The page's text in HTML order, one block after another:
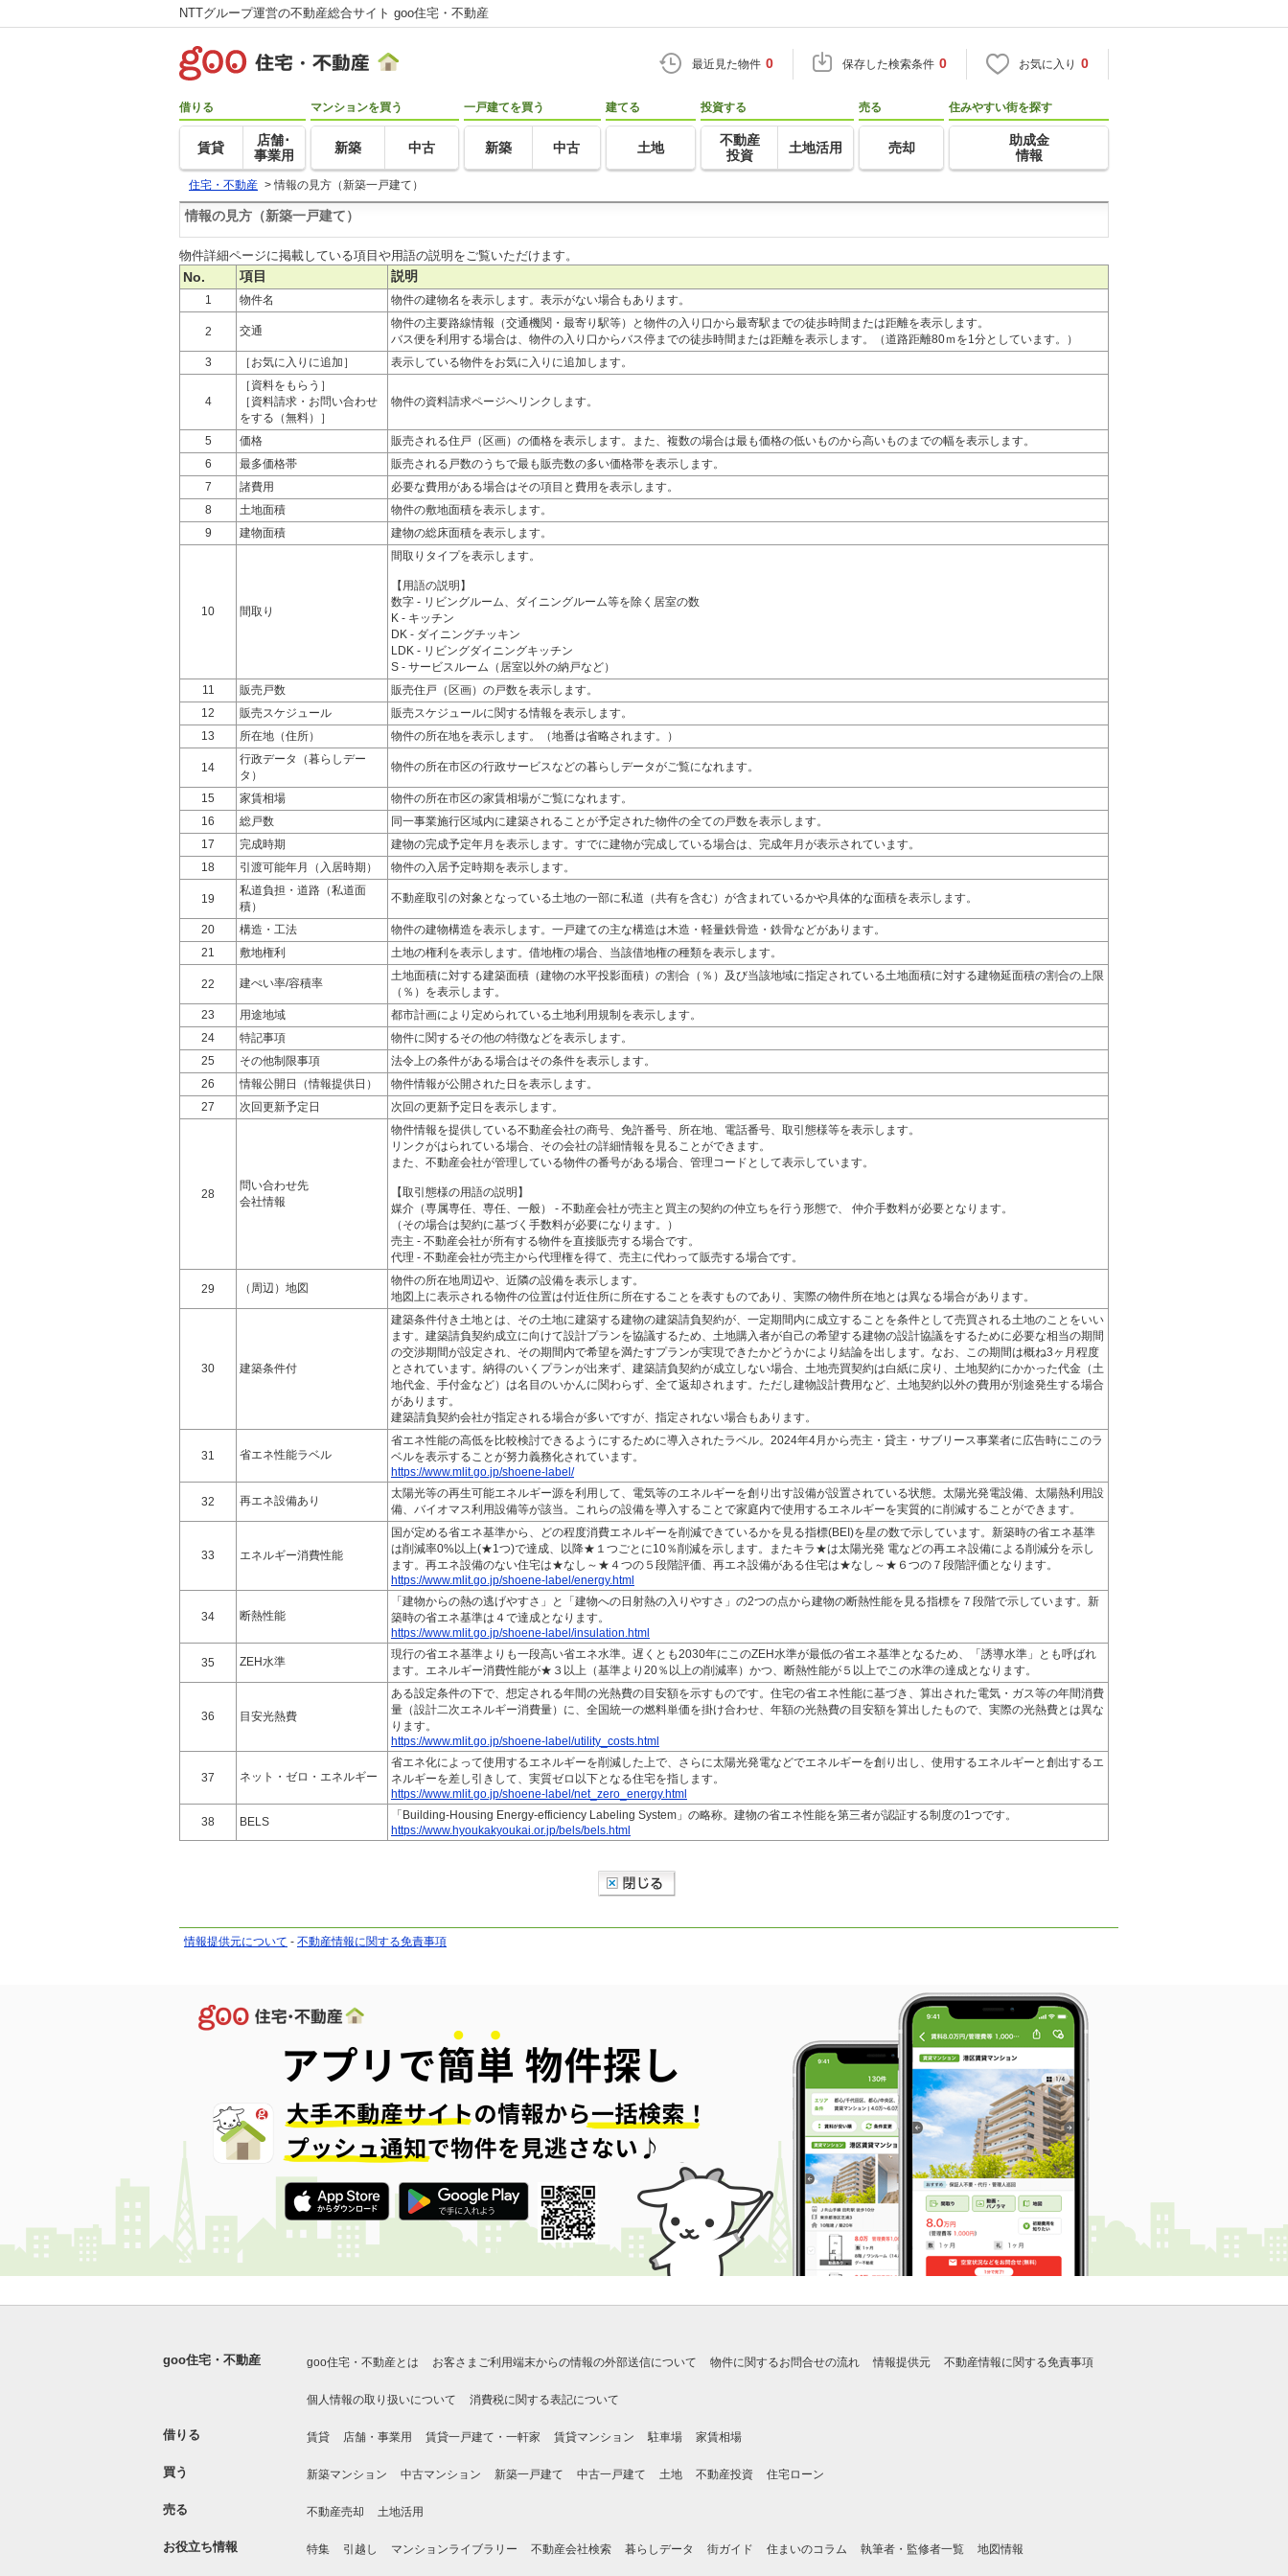
NTTグループ運営の不動産総合サイト goo住宅・不動産
最近見た物件 0 保存した検索条件 0 お気に入り 0
借りる
賃貸
店舗･
事業用
マンションを買う
新築 中古
一戸建てを買う
新築 中古
建てる
土地
投資する
不動産
投資
土地活用
売る
売却
住みやすい街を探す
助成金
情報
住宅・不動産 > 情報の見方（新築一戸建て）
情報の見方（新築一戸建て）
物件詳細ページに掲載している項目や用語の説明をご覧いただけます。
No. 項目 説明
1 物件名 物件の建物名を表示します。表示がない場合もあります。
2 交通
物件の主要路線情報（交通機関・最寄り駅等）と物件の入り口から最寄駅までの徒歩時間または距離を表示します。
バス便を利用する場合は、物件の入り口からバス停までの徒歩時間または距離を表示します。（道路距離80ｍを1分としています。）
3
［お気に入りに追加］ 表示している物件をお気に入りに追加します。
4
［資料をもらう］
［資料請求・お問い合わせ
をする（無料）］
物件の資料請求ページへリンクします。
5 価格
販売される住戸（区画）の価格を表示します。また、複数の場合は最も価格の低いものから高いものまでの幅を表示します。
6
最多価格帯
販売される戸数のうちで最も販売数の多い価格帯を表示します。
7
諸費用
必要な費用がある場合はその項目と費用を表示します。
8
土地面積
物件の敷地面積を表示します。
9
建物面積 建物の総床面積を表示します。
10 間取り
間取りタイプを表示します。
【用語の説明】
数字 - リビングルーム、ダイニングルーム等を除く居室の数
K - キッチン
DK - ダイニングチッキン
LDK - リビングダイニングキッチン
S - サービスルーム（居室以外の納戸など）
11
販売戸数
販売住戸（区画）の戸数を表示します。
12
販売スケジュール
販売スケジュールに関する情報を表示します。
13
所在地（住所） 物件の所在地を表示します。（地番は省略されます。）
14
行政データ（暮らしデー
タ）
物件の所在市区の行政サービスなどの暮らしデータがご覧になれます。
15 家賃相場
物件の所在市区の家賃相場がご覧になれます。
16
総戸数
同一事業施行区域内に建築されることが予定された物件の全ての戸数を表示します。
17
完成時期
建物の完成予定年月を表示します。すでに建物が完成している場合は、完成年月が表示されています。
18
引渡可能年月（入居時期） 物件の入居予定時期を表示します。
19
私道負担・道路（私道面
積）
不動産取引の対象となっている土地の一部に私道（共有を含む）が含まれているかや具体的な面積を表示します。
20 構造・工法
物件の建物構造を表示します。一戸建ての主な構造は木造・軽量鉄骨造・鉄骨などがあります。
21
敷地権利 土地の権利を表示します。借地権の場合、当該借地権の種類を表示します。
22 建ぺい率/容積率
土地面積に対する建築面積（建物の水平投影面積）の割合（％）及び当該地域に指定されている土地面積に対する建物延面積の割合の上限
（％）を表示します。
23
用途地域
都市計画により定められている土地利用規制を表示します。
24
特記事項
物件に関するその他の特徴などを表示します。
25
その他制限事項
法令上の条件がある場合はその条件を表示します。
26
情報公開日（情報提供日）
物件情報が公開された日を表示します。
27
次回更新予定日 次回の更新予定日を表示します。
28
問い合わせ先
会社情報
物件情報を提供している不動産会社の商号、免許番号、所在地、電話番号、取引態様等を表示します。
リンクがはられている場合、その会社の詳細情報を見ることができます。
また、不動産会社が管理している物件の番号がある場合、管理コードとして表示しています。
【取引態様の用語の説明】
媒介（専属専任、専任、一般） - 不動産会社が売主と買主の契約の仲立ちを行う形態で、 仲介手数料が必要となります。
（その場合は契約に基づく手数料が必要になります。）
売主 - 不動産会社が所有する物件を直接販売する場合です。
代理 - 不動産会社が売主から代理権を得て、売主に代わって販売する場合です。
29 （周辺）地図
物件の所在地周辺や、近隣の設備を表示します。
地図上に表示される物件の位置は付近住所に所在することを表すものであり、実際の物件所在地とは異なる場合があります。
30 建築条件付
建築条件付き土地とは、その土地に建築する建物の建築請負契約が、一定期間内に成立することを条件として売買される土地のことをいい
ます。建築請負契約成立に向けて設計プランを協議するため、土地購入者が自己の希望する建物の設計協議をするために必要な相当の期間
の交渉期間が設定され、その期間内で希望を満たすプランが実現できたかどうかにより結論を出します。なお、この期間は概ね3ヶ月程度
とされています。納得のいくプランが出来ず、建築請負契約が成立しない場合、土地売買契約は白紙に戻り、土地契約にかかった代金（土
地代金、手付金など）は名目のいかんに関わらず、全て返却されます。ただし建物設計費用など、土地契約以外の費用が別途発生する場合
があります。
建築請負契約会社が指定される場合が多いですが、指定されない場合もあります。
31 省エネ性能ラベル
省エネ性能の高低を比較検討できるようにするために導入されたラベル。2024年4月から売主・貸主・サブリース事業者に広告時にこのラ
ベルを表示することが努力義務化されています。
https://www.mlit.go.jp/shoene-label/
32 再エネ設備あり
太陽光等の再生可能エネルギー源を利用して、電気等のエネルギーを創り出す設備が設置されている状態。太陽光発電設備、太陽熱利用設
備、バイオマス利用設備等が該当。これらの設備を導入することで家庭内で使用するエネルギーを実質的に削減することができます。
33 エネルギー消費性能
国が定める省エネ基準から、どの程度消費エネルギーを削減できているかを見る指標(BEI)を星の数で示しています。新築時の省エネ基準
は削減率0%以上(★1つ)で達成、以降★１つごとに10％削減を示します。またキラ★は太陽光発 電などの再エネ設備による削減分を示し
ます。再エネ設備のない住宅は★なし～★４つの５段階評価、再エネ設備がある住宅は★なし～★６つの７段階評価となります。
https://www.mlit.go.jp/shoene-label/energy.html
34 断熱性能
「建物からの熱の逃げやすさ」と「建物への日射熱の入りやすさ」の2つの点から建物の断熱性能を見る指標を７段階で示しています。新
築時の省エネ基準は４で達成となります。
https://www.mlit.go.jp/shoene-label/insulation.html
35 ZEH水準
現行の省エネ基準よりも一段高い省エネ水準。遅くとも2030年にこのZEH水準が最低の省エネ基準となるため、「誘導水準」とも呼ばれ
ます。エネルギー消費性能が★３以上（基準より20％以上の削減率）かつ、断熱性能が５以上でこの水準の達成となります。
36 目安光熱費
ある設定条件の下で、想定される年間の光熱費の目安額を示すものです。住宅の省エネ性能に基づき、算出された電気・ガス等の年間消費
量（設計二次エネルギー消費量）に、全国統一の燃料単価を掛け合わせ、年額の光熱費の目安額を算出したもので、実際の光熱費とは異な
ります。
https://www.mlit.go.jp/shoene-label/utility_costs.html
37 ネット・ゼロ・エネルギー
省エネ化によって使用するエネルギーを削減した上で、さらに太陽光発電などでエネルギーを創り出し、使用するエネルギーと創出するエ
ネルギーを差し引きして、実質ゼロ以下となる住宅を指します。
https://www.mlit.go.jp/shoene-label/net_zero_energy.html
38 BELS
「Building-Housing Energy-efficiency Labeling System」の略称。建物の省エネ性能を第三者が認証する制度の1つです。
https://www.hyoukakyoukai.or.jp/bels/bels.html
情報提供元について - 不動産情報に関する免責事項
goo住宅・不動産 goo住宅・不動産とは お客さまご利用端末からの情報の外部送信について 物件に関するお問合せの流れ 情報提供元 不動産情報に関する免責事項
個人情報の取り扱いについて 消費税に関する表記について
借りる 賃貸 店舗・事業用 賃貸一戸建て・一軒家 賃貸マンション 駐車場 家賃相場
買う 新築マンション 中古マンション 新築一戸建て 中古一戸建て 土地 不動産投資 住宅ローン
売る 不動産売却 土地活用
お役立ち情報 特集 引越し マンションライブラリー 不動産会社検索 暮らしデータ 街ガイド 住まいのコラム 執筆者・監修者一覧 地図情報